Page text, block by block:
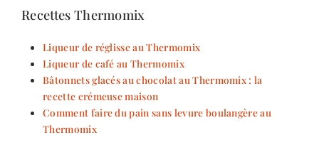
Recettes Thermomix
Liqueur de réglisse au Thermomix
Liqueur de café au Thermomix
Bâtonnets glacés au chocolat au Thermomix : la
recette crémeuse maison
Comment faire du pain sans levure boulangère au
Thermomix